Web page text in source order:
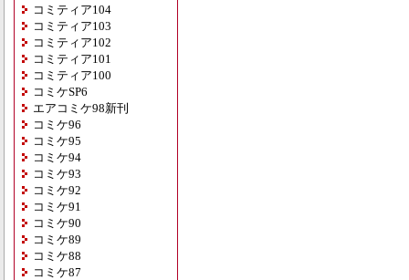
コミティア104
コミティア103
コミティア102
コミティア101
コミティア100
コミケSP6
エアコミケ98新刊
コミケ96
コミケ95
コミケ94
コミケ93
コミケ92
コミケ91
コミケ90
コミケ89
コミケ88
コミケ87